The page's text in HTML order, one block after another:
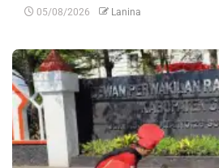
05/08/2026 Lanina